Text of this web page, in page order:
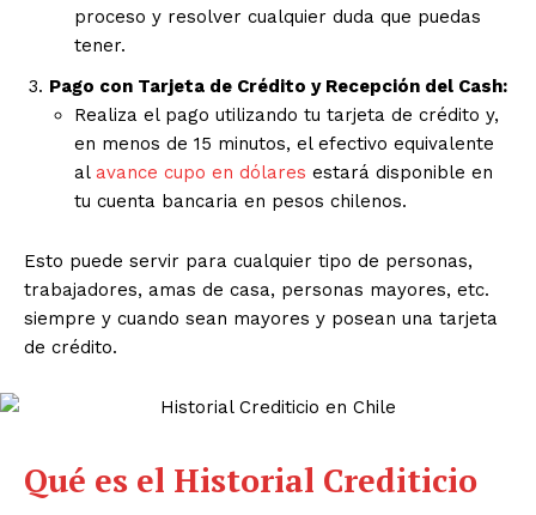
proceso y resolver cualquier duda que puedas
tener.
Pago con Tarjeta de Crédito y Recepción del Cash:
Realiza el pago utilizando tu tarjeta de crédito y,
en menos de 15 minutos, el efectivo equivalente
al avance cupo en dólares estará disponible en
tu cuenta bancaria en pesos chilenos.
Esto puede servir para cualquier tipo de personas,
trabajadores, amas de casa, personas mayores, etc.
siempre y cuando sean mayores y posean una tarjeta
de crédito.
Qué es el Historial Crediticio